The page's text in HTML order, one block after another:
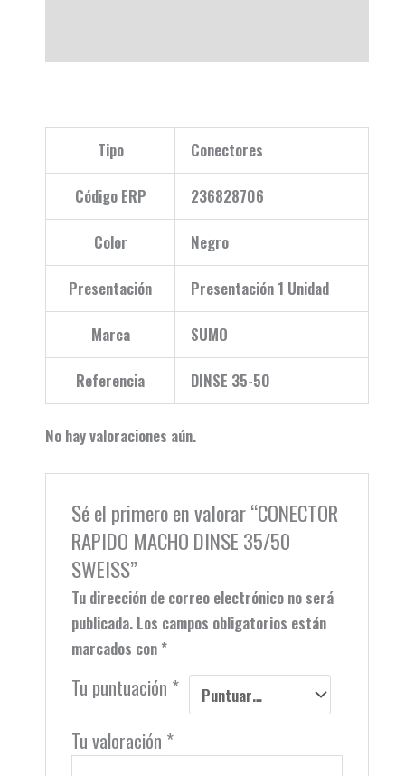
Tipo Conectores
Código ERP 236828706
Color Negro
Presentación Presentación 1 Unidad
Marca SUMO
Referencia DINSE 35-50
No hay valoraciones aún.
Sé el primero en valorar “CONECTOR
RAPIDO MACHO DINSE 35/50
SWEISS”
Tu dirección de correo electrónico no será
publicada. Los campos obligatorios están
marcados con *
Tu puntuación *
Tu valoración *